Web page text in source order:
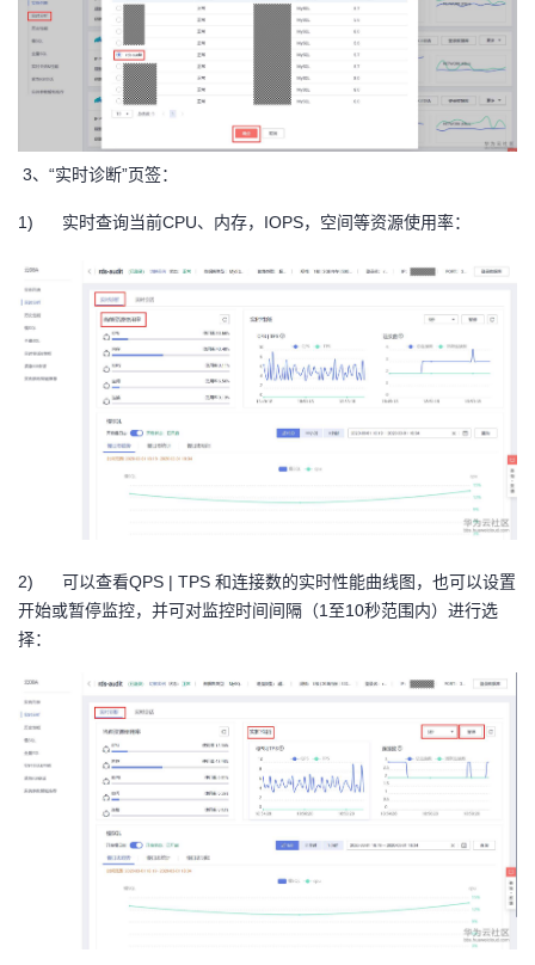
藏
3、“实时诊断”页签：
1) 实时查询当前CPU、内存，IOPS，空间等资源使用率：
2) 可以查看QPS | TPS 和连接数的实时性能曲线图， 也可以设置
开始或暂停监控，并可对监控时间间隔（1至10秒范围内）进行选
择：